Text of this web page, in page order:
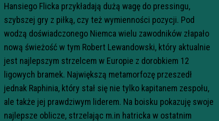
Hansiego Flicka przykładają dużą wagę do pressingu,
szybszej gry z piłką, czy też wymienności pozycji. Pod
wodzą doświadczonego Niemca wielu zawodników złapało
nową świeżość w tym Robert Lewandowski, który aktualnie
jest najlepszym strzelcem w Europie z dorobkiem 12
ligowych bramek. Największą metamorfozę przeszedł
jednak Raphinia, który stał się nie tylko kapitanem zespołu,
ale także jej prawdziwym liderem. Na boisku pokazuję swoje
najlepsze oblicze, strzelając m.in hatricka w ostatnim